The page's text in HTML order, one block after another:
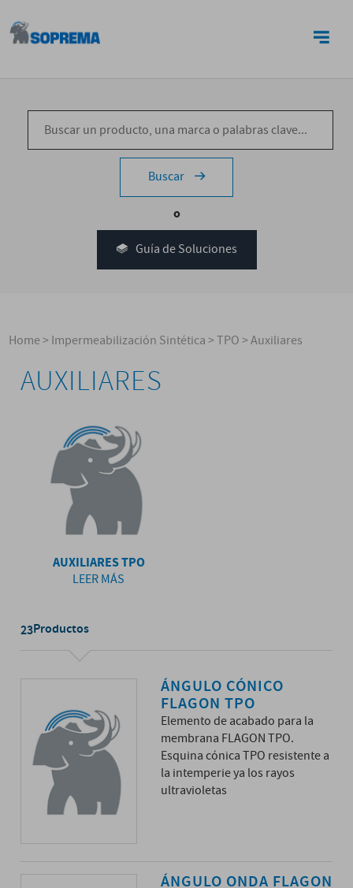
Buscar
o
Guía de Soluciones
Home>Impermeabilización Sintética>TPO>Auxiliares
AUXILIARES
AUXILIARES TPO
LEER MÁS
23Productos
ÁNGULO CÓNICO
FLAGON TPO
Elemento de acabado para la
membrana FLAGON TPO.
Esquina cónica TPO resistente a
la intemperie ya los rayos
ultravioletas
ÁNGULO ONDA FLAGON